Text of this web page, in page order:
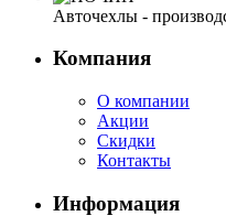
Авточехлы -
Компания
О компании
Акции
Скидки
Контакты
Информация